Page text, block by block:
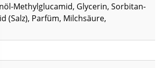
Methylglucamid, Glycerin, Sorbitan-
(Salz), Parfüm, Milchsäure,